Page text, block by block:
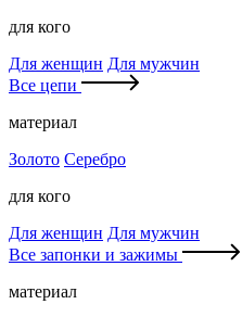
для кого
Для женщин Для мужчин
Все цепи
материал
Золото Серебро
для кого
Для женщин Для мужчин
Все запонки и зажимы
материал